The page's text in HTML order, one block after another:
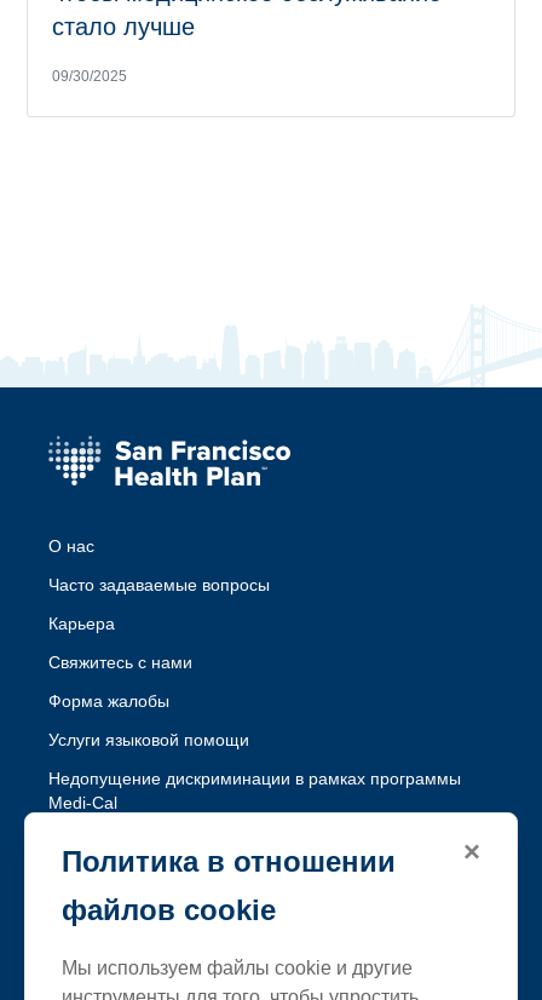
стало лучше
09/30/2025
О нас
Часто задаваемые вопросы
Карьера
Свяжитесь с нами
Форма жалобы
Услуги языковой помощи
Недопущение дискриминации в рамках программы
Medi-Cal
Healthy Workers HMO
Следуйте за SFHP
FacebookThreadsInstagramLinkedInYouTube
×
Политика в отношении
файлов cookie
Мы используем файлы cookie и другие